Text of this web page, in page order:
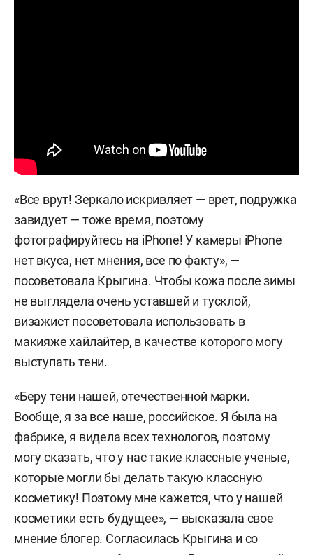
«Все врут! Зеркало искривляет — врет, подружка
завидует — тоже время, поэтому
фотографируйтесь на iPhone! У камеры iPhone
нет вкуса, нет мнения, все по факту», —
посоветовала Крыгина. Чтобы кожа после зимы
не выглядела очень уставшей и тусклой,
визажист посоветовала использовать в
макияже хайлайтер, в качестве которого могу
выступать тени.
«Беру тени нашей, отечественной марки.
Вообще, я за все наше, российское. Я была на
фабрике, я видела всех технологов, поэтому
могу сказать, что у нас такие классные ученые,
которые могли бы делать такую классную
косметику! Поэтому мне кажется, что у нашей
косметики есть будущее», — высказала свое
мнение блогер. Согласилась Крыгина и со